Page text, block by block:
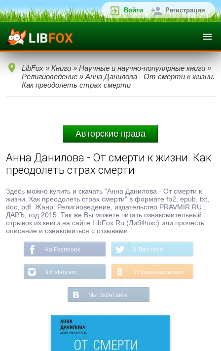
Войти Регистрация
LibFox » Книги » Научные и научно-популярные книги »
Религиоведение » Анна Данилова - От смерти к жизни.
Как преодолеть страх смерти
Авторские права
Анна Данилова - От смерти к жизни. Как
преодолеть страх смерти
Здесь можно купить и скачать "Анна Данилова - От смерти к
жизни. Как преодолеть страх смерти" в формате fb2, epub, txt,
doc, pdf. Жанр: Религиоведение, издательство PRAVMIR.RU ;
ДАРЪ, год 2015. Так же Вы можете читать ознакомительный
отрывок из книги на сайте LibFox.Ru (ЛибФокс) или прочесть
описание и ознакомиться с отзывами.
На Facebook В Твиттере
В Instagram В Одноклассниках
Мы Вконтакте